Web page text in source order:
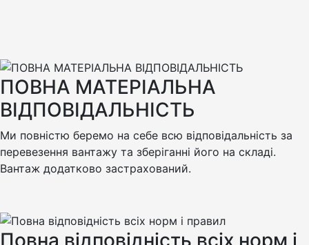
ПОВНА МАТЕРІАЛЬНА
ВІДПОВІДАЛЬНІСТЬ
Ми повністю беремо на себе всю відповідальність за
перевезення вантажу та зберіганні його на складі.
Вантаж додатково застрахований.
Повна відповідність всіх норм і